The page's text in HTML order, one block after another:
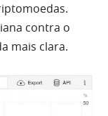
contra o
mais clara.